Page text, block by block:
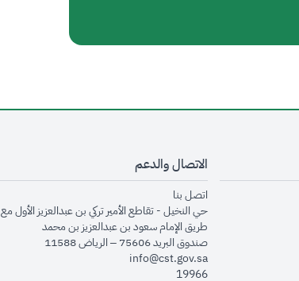
opens
opens
opens
opens in
الاتصال والدعم
اتصل بنا
حي النخيل - تقاطع الأمير تركي بن عبدالعزيز الأول مع
طريق الإمام سعود بن عبدالعزيز بن محمد
صندوق البريد 75606 – الرياض 11588
info@cst.gov.sa
19966